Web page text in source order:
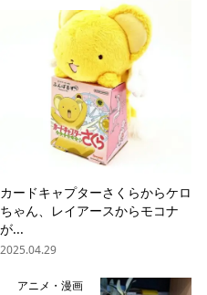
カードキャプターさくらからケロ
ちゃん、レイアースからモコナ
が...
2025.04.29
アニメ・漫画